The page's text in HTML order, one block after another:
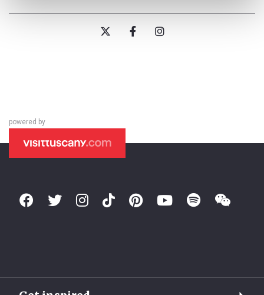
powered by